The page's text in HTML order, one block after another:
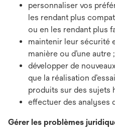
personnaliser vos
les rendant plus
ou en les rendant plus
maintenir leur sécurité
manière ou d’une autre ;
développer de
que la réalisation
produits sur des sujets
effectuer des analyses
Gérer les problèmes